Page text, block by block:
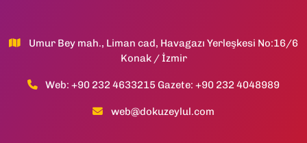
Umur Bey mah., Liman cad, Havagazı Yerleşkesi No:16/6
Konak / İzmir
Web: +90 232 4633215 Gazete: +90 232 4048989
web@dokuzeylul.com